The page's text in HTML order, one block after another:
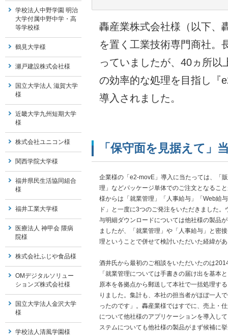
轟産業株式会社様（以下、
を置く工業技術専門商社。
っていましたが、40ヵ所
の効率的な処理を目指し『
導入されました。
「保守面を見据えて」
企業様の「e2-movE」導入に当たっては、「
理」などパッケージ単体でのご注文となるこ
様からは「就業管理」「人事給与」「Web給
ド」と一度に3つのご発注をいただきました。
与明細ダウンロードについては他社様の製品
ましたが、「就業管理」や「人事給与」と密
理ということで併せて検討いただいた経緯が
酒井氏から最初のご相談をいただいたのは
「就業管理については手書きの届け出を基本
原本を各拠点から郵送して本社で一括処理す
りました。集計も、本社の担当者がほぼ一人
ったのです」。轟産業様ではすでに、売上・
について他社様のアプリケーションを導入し
ステムについても他社様の製品がまず候補に
学校法人中野学園 明治
大学付属中野中学・高
等学校様
鶴見大学様
瀬戸建設株式会社様
国立大学法人 滋賀大学
様
近畿大学九州短期大学
様
株式会社ユニコン様
関西学院大学様
福井県民生活協同組合
様
福井工業大学様
医療法人 神甲会 隈病
院様
株式会社ふじや食品様
OMデジタルソリュー
ションズ株式会社様
国立大学法人金沢大学
様
学校法人清風学園様